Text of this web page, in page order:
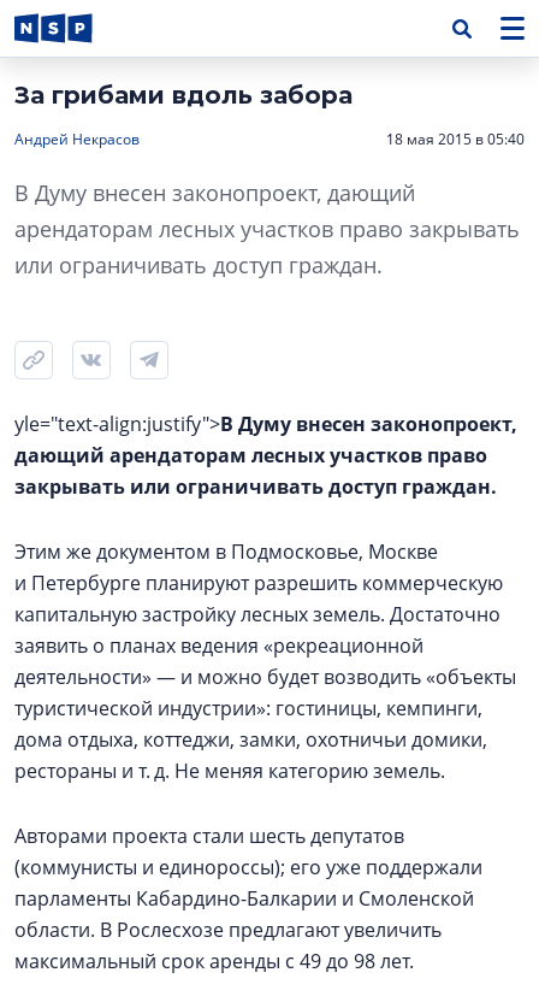
За грибами вдоль забора
Андрей Некрасов 18 мая 2015 в 05:40
В Думу внесен законопроект, дающий
арендаторам лесных участков право закрывать
или ограничивать доступ граждан.
yle="text-align:justify">В Думу внесен законопроект,
дающий арендаторам лесных участков право
закрывать или ограничивать доступ граждан.
Этим же документом в Подмосковье, Москве
и Петербурге планируют разрешить коммерческую
капитальную застройку лесных земель. Достаточно
заявить о планах ведения «рекреационной
деятельности» — и можно будет возводить «объекты
туристической индустрии»: гостиницы, кемпинги,
дома отдыха, коттеджи, замки, охотничьи домики,
рестораны и т. д. Не меняя категорию земель.
Авторами проекта стали шесть депутатов
(коммунисты и единороссы); его уже поддержали
парламенты Кабардино-Балкарии и Смоленской
области. В Рослесхозе предлагают увеличить
максимальный срок аренды с 49 до 98 лет.